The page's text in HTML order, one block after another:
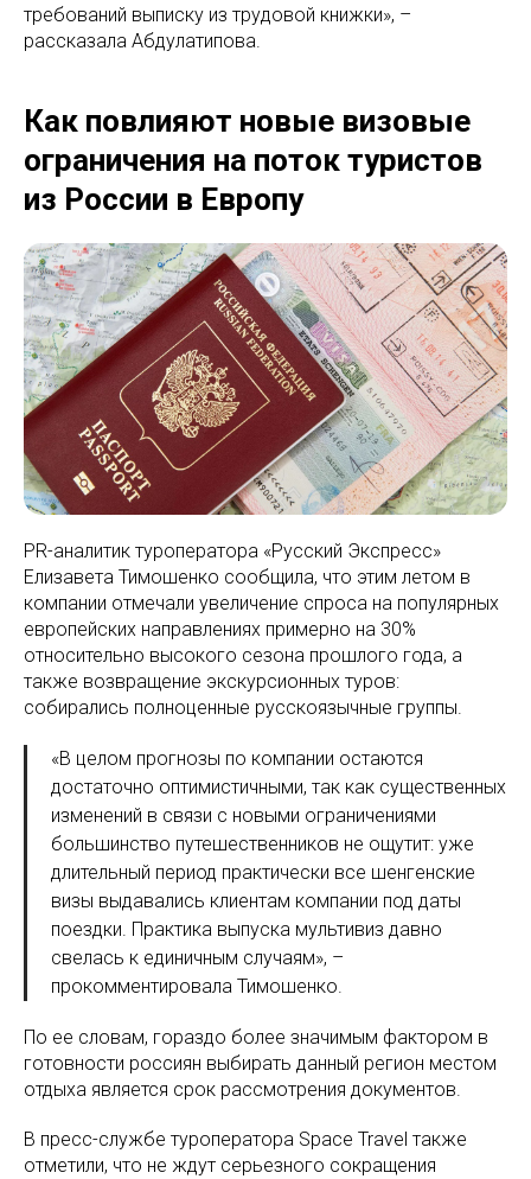
требований выписку из трудовой книжки», –
рассказала Абдулатипова.
Как повлияют новые визовые
ограничения на поток туристов
из России в Европу
PR-аналитик туроператора «Русский Экспресс»
Елизавета Тимошенко сообщила, что этим летом в
компании отмечали увеличение спроса на популярных
европейских направлениях примерно на 30%
относительно высокого сезона прошлого года, а
также возвращение экскурсионных туров:
собирались полноценные русскоязычные группы.
«В целом прогнозы по компании остаются
достаточно оптимистичными, так как существенных
изменений в связи с новыми ограничениями
большинство путешественников не ощутит: уже
длительный период практически все шенгенские
визы выдавались клиентам компании под даты
поездки. Практика выпуска мультивиз давно
свелась к единичным случаям», –
прокомментировала Тимошенко.
По ее словам, гораздо более значимым фактором в
готовности россиян выбирать данный регион местом
отдыха является срок рассмотрения документов.
В пресс-службе туроператора Space Travel также
отметили, что не ждут серьезного сокращения